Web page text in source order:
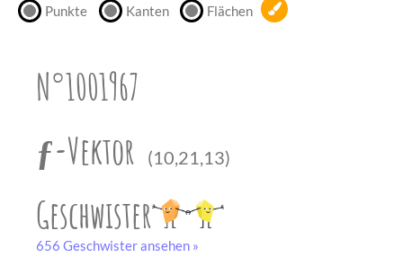
Punkte Kanten Flächen
N°1001967
ƒ-Vektor
(10,21,13)
Geschwister
656 Geschwister ansehen »
unserem